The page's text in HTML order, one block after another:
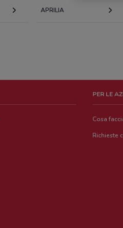
APRILIA
PER LE
Cosa
Richieste